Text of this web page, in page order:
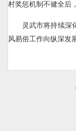
村奖惩机制不健全后
灵武市将持续深
风易俗工作向纵深发